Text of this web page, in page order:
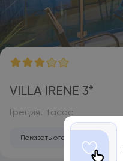
VILLA IRENE 3*
Греция, Тасос
Показать отель на карте